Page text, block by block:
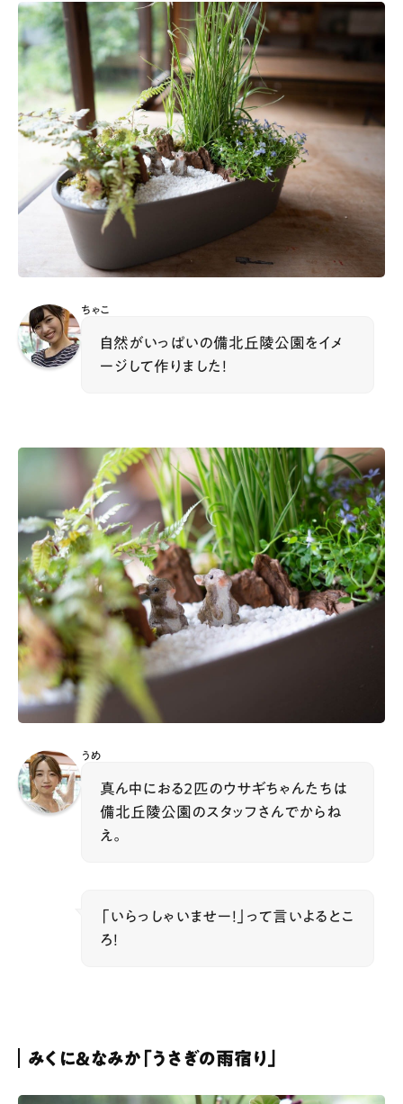
ちゃこ
自然がいっぱいの備北丘陵公園をイメ
ージして作りました！
うめ
真ん中におる２匹のウサギちゃんたちは
備北丘陵公園のスタッフさんでからね
え。
「いらっしゃいませー！」って言いよるとこ
ろ！
みくに＆なみか「うさぎの雨宿り」